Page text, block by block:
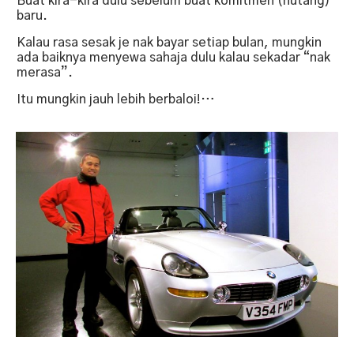
baru.
Kalau rasa sesak je nak bayar setiap bulan, mungkin
ada baiknya menyewa sahaja dulu kalau sekadar “nak
merasa”.
Itu mungkin jauh lebih berbaloi!…